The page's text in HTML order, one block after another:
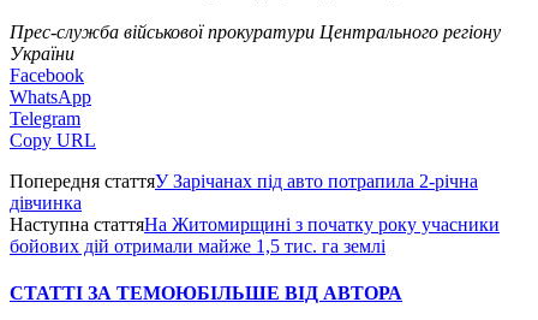
Прес-служба військової прокуратури Центрального регіону
України
Facebook
WhatsApp
Telegram
Copy URL
Попередня статтяУ Зарічанах під авто потрапила 2-річна
дівчинка
Наступна статтяНа Житомирщині з початку року учасники
бойових дій отримали майже 1,5 тис. га землі
СТАТТІ ЗА ТЕМОЮБІЛЬШЕ ВІД АВТОРА